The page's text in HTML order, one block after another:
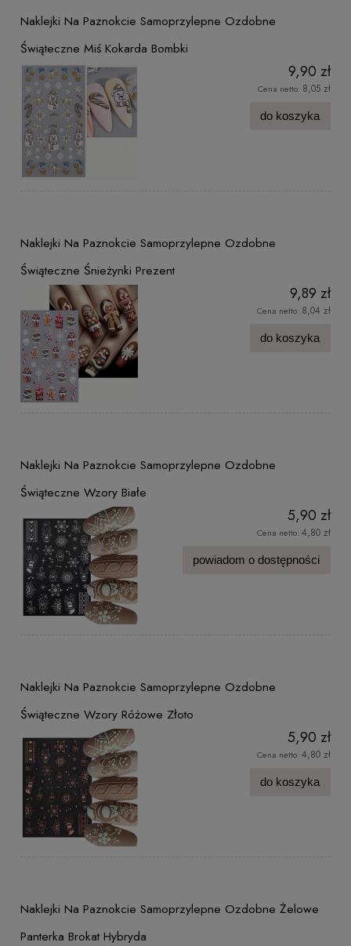
Naklejki Na Paznokcie Samoprzylepne Ozdobne
Świąteczne Miś Kokarda Bombki
9,90 zł
Cena netto: 8,05 zł
do koszyka
Naklejki Na Paznokcie Samoprzylepne Ozdobne
Świąteczne Śnieżynki Prezent
9,89 zł
Cena netto: 8,04 zł
do koszyka
Naklejki Na Paznokcie Samoprzylepne Ozdobne
Świąteczne Wzory Białe
5,90 zł
Cena netto: 4,80 zł
powiadom o dostępności
Naklejki Na Paznokcie Samoprzylepne Ozdobne
Świąteczne Wzory Różowe Złoto
5,90 zł
Cena netto: 4,80 zł
do koszyka
Naklejki Na Paznokcie Samoprzylepne Ozdobne Żelowe
Panterka Brokat Hybryda